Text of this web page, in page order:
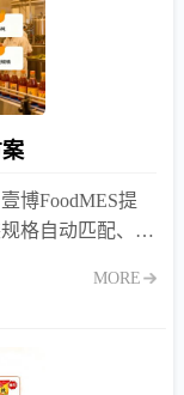
博FoodMES提
格自动匹配、标
MORE